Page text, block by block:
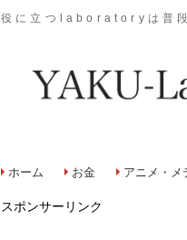
役に立つlaboratoryは普段
ホーム お金 アニメ・メ
スポンサーリンク